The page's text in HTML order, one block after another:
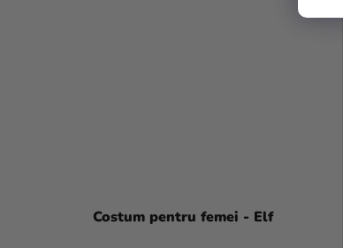
Costum pentru femei - Elf